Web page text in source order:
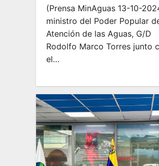
(Prensa MinAguas 13-10-
ministro del Poder Popular
Atención de las Aguas, G/D
Rodolfo Marco Torres junto
el…